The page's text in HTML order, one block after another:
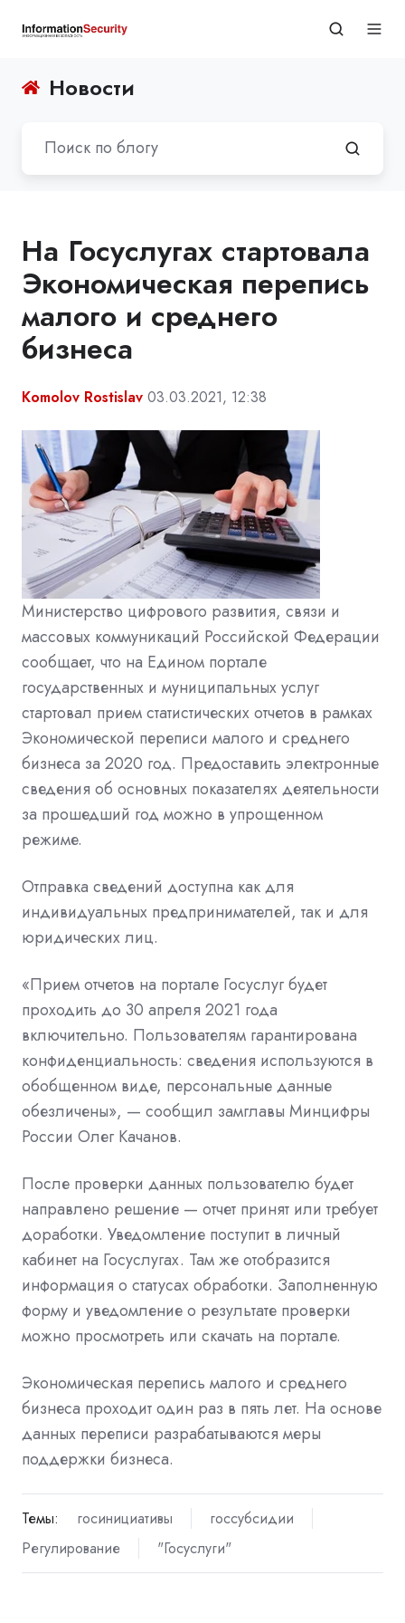
Новости
На Госуслугах стартовала
Экономическая перепись
малого и среднего
бизнеса
Komolov Rostislav 03.03.2021, 12:38
Министерство цифрового развития, связи и
массовых коммуникаций Российской Федерации
сообщает, что на Едином портале
государственных и муниципальных услуг
стартовал прием статистических отчетов в рамках
Экономической переписи малого и среднего
бизнеса за 2020 год. Предоставить электронные
сведения об основных показателях деятельности
за прошедший год можно в упрощенном
режиме.
Отправка сведений доступна как для
индивидуальных предпринимателей, так и для
юридических лиц.
«Приемотчетов на портале Госуслуг будет
проходить до 30 апреля 2021 года
включительно. Пользователям гарантирована
конфиденциальность: сведения используются в
обобщенном виде, персональные данные
обезличены», — сообщил замглавы Минцифры
России Олег Качанов.
После проверки данных пользователю будет
направлено решение — отчет принят или требует
доработки. Уведомление поступит в личный
кабинет на Госуслугах. Там же отобразится
информация о статусах обработки. Заполненную
форму и уведомление о результате проверки
можно просмотреть или скачать на портале.
Экономическая перепись малого и среднего
бизнеса проходит один раз в пять лет. На основе
данных переписи разрабатываются меры
поддержки бизнеса.
Темы: госинициативы
госсубсидии
Регулирование
"Госуслуги"